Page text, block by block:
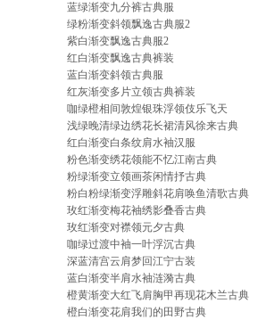
蓝绿渐变九分裤古典服
绿粉渐变斜领飘逸古典服2
紫白渐变飘逸古典服2
红白渐变飘逸古典裤装
蓝白渐变斜领古典服
红灰渐变多片立领古典裤装
咖绿橙相间敦煌银珠浮领伎乐飞天
浅绿晚清绿边绣花长裙清风徐来古典
红白渐变白条纹肩水袖汉服
粉色渐变绣花领能不忆江南古典
粉绿渐变立领画茶闲情抒古典
粉白粉绿渐变浮雕斜花肩唤鱼清歌古典
玫红渐变梅花袖绣影叠香古典
玫红渐变对襟领元夕古典
咖绿过渡中袖一叶浮沉古典
深蓝清宫云肩梦回江宁古装
蓝白渐变半肩水袖涟漪古典
橙黄渐变大红飞肩胸甲再现花木兰古典
橙白渐变花肩我们的田野古典